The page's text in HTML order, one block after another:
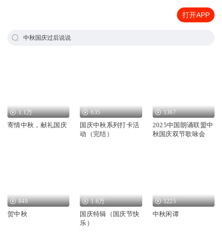
打开APP
中秋国庆过后说说
1.1万
寄情中秋，献礼国庆
635
国庆中秋系列打卡活
动（完结）
1367
2025中国朗诵联盟中
秋国庆双节歌咏会
849
贺中秋
1.6万
国庆特辑（国庆节快
乐）
1225
中秋闲谭